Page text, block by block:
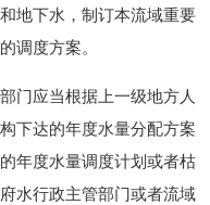
地下水，制订本流域重要
调度方案。
应当根据上一级地方人
下达的年度水量分配方案
年度水量调度计划或者枯
水行政主管部门或者流域